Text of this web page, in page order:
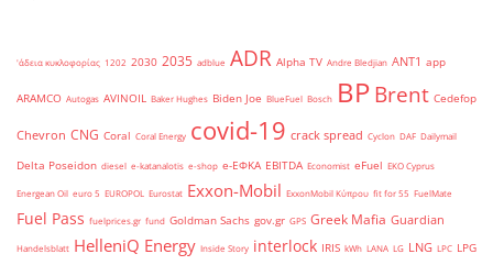
'άδεια κυκλοφορίας 1202 2030 2035 adblue ADR Alpha TV Andre Bledjian ANT1 app
ARAMCO Autogas AVINOIL Baker Hughes Biden Joe BlueFuel Bosch BPBrent Cedefop
Chevron CNG Coral Coral Energy covid-19 crack spread Cyclon DAF Dailymail
Delta Poseidon diesel e-katanalotis e-shop e-ΕΦΚΑ EBITDA Economist eFuel EKO Cyprus
Energean Oil euro 5 EUROPOL Eurostat Exxon-Mobil ExxonMobil Κύπρου fit for 55 FuelMate
Fuel Pass fuelprices.gr fund Goldman Sachs gov.gr GPS Greek Mafia Guardian
Handelsblatt HelleniQ Energy Inside Story interlock IRIS kWh LANA LG LNG LPC LPG